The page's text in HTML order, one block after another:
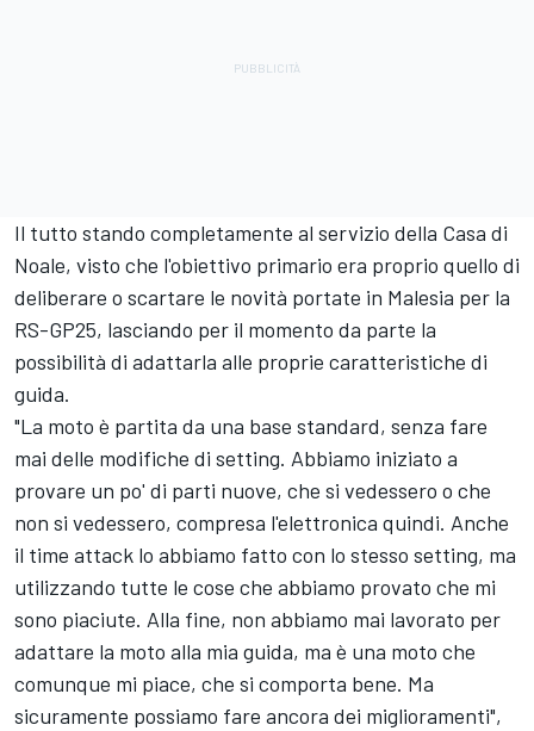
Il tutto stando completamente al servizio della Casa di
Noale, visto che l'obiettivo primario era proprio quello di
deliberare o scartare le novità portate in Malesia per la
RS-GP25, lasciando per il momento da parte la
possibilità di adattarla alle proprie caratteristiche di
guida.
"La moto è partita da una base standard, senza fare
mai delle modifiche di setting. Abbiamo iniziato a
provare un po' di parti nuove, che si vedessero o che
non si vedessero, compresa l'elettronica quindi. Anche
il time attack lo abbiamo fatto con lo stesso setting, ma
utilizzando tutte le cose che abbiamo provato che mi
sono piaciute. Alla fine, non abbiamo mai lavorato per
adattare la moto alla mia guida, ma è una moto che
comunque mi piace, che si comporta bene. Ma
sicuramente possiamo fare ancora dei miglioramenti",